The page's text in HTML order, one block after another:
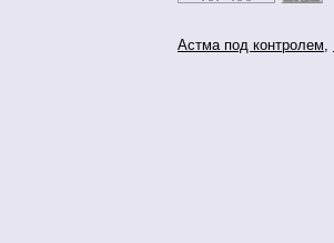
Астма под контролем,